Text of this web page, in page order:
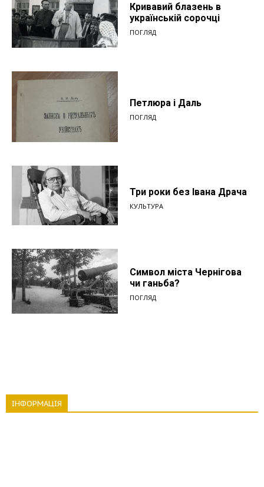
Кривавий блазень в
українській сорочці
ПОГЛЯД
Петлюра і Даль
ПОГЛЯД
Три роки без Івана Драча
КУЛЬТУРА
Символ міста Чернігова
чи ганьба?
ПОГЛЯД
ІНФОРМАЦІЯ